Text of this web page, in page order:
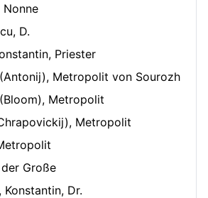
Nonne
D.
Priester
Metropolit von Sourozh
Metropolit
Metropolit
Große
Konstantin, Dr.